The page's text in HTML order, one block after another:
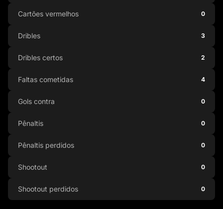
Cartões vermelhos 0
Dribles 3
Dribles certos 2
Faltas cometidas 4
Gols contra 0
Pênaltis 0
Pênaltis perdidos 0
Shootout 0
Shootout perdidos 0